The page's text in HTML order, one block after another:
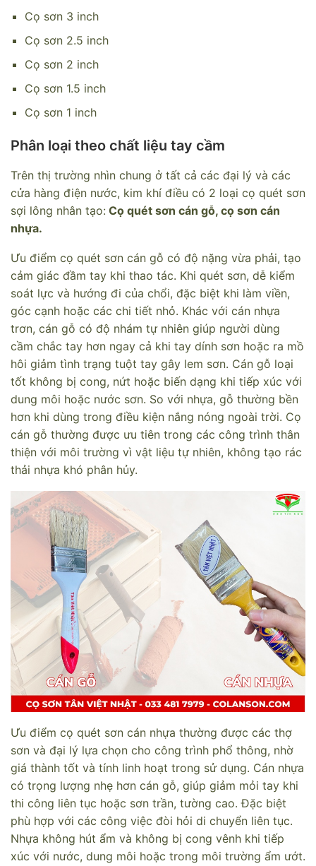
Cọ sơn 3 inch
Cọ sơn 2.5 inch
Cọ sơn 2 inch
Cọ sơn 1.5 inch
Cọ sơn 1 inch
Phân loại theo chất liệu tay cầm
Trên thị trường nhìn chung ở tất cả các đại lý và các
cửa hàng điện nước, kim khí điều có 2 loại cọ quét sơn
sợi lông nhân tạo: Cọ quét sơn cán gỗ, cọ sơn cán
nhựa.
Ưu điểm cọ quét sơn cán gỗ có độ nặng vừa phải, tạo
cảm giác đầm tay khi thao tác. Khi quét sơn, dễ kiểm
soát lực và hướng đi của chổi, đặc biệt khi làm viền,
góc cạnh hoặc các chi tiết nhỏ. Khác với cán nhựa
trơn, cán gỗ có độ nhám tự nhiên giúp người dùng
cầm chắc tay hơn ngay cả khi tay dính sơn hoặc ra mồ
hôi giảm tình trạng tuột tay gây lem sơn. Cán gỗ loại
tốt không bị cong, nứt hoặc biến dạng khi tiếp xúc với
dung môi hoặc nước sơn. So với nhựa, gỗ thường bền
hơn khi dùng trong điều kiện nắng nóng ngoài trời. Cọ
cán gỗ thường được ưu tiên trong các công trình thân
thiện với môi trường vì vật liệu tự nhiên, không tạo rác
thải nhựa khó phân hủy.
Ưu điểm cọ quét sơn cán nhựa thường được các thợ
sơn và đại lý lựa chọn cho công trình phổ thông, nhờ
giá thành tốt và tính linh hoạt trong sử dụng. Cán nhựa
có trọng lượng nhẹ hơn cán gỗ, giúp giảm mỏi tay khi
thi công liên tục hoặc sơn trần, tường cao. Đặc biệt
phù hợp với các công việc đòi hỏi di chuyển liên tục.
Nhựa không hút ẩm và không bị cong vênh khi tiếp
xúc với nước, dung môi hoặc trong môi trường ẩm ướt.